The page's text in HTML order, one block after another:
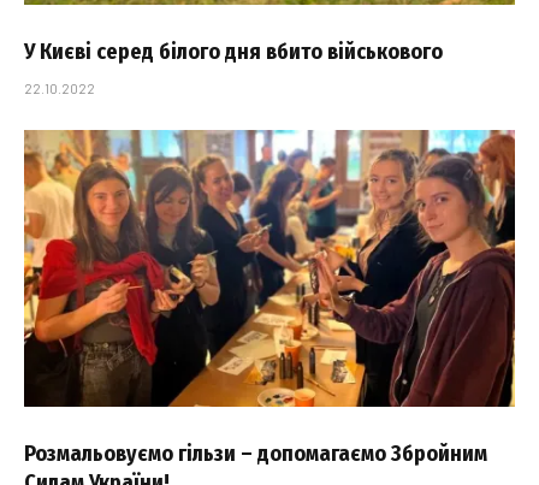
У Києві серед білого дня вбито військового
22.10.2022
Розмальовуємо гільзи – допомагаємо Збройним